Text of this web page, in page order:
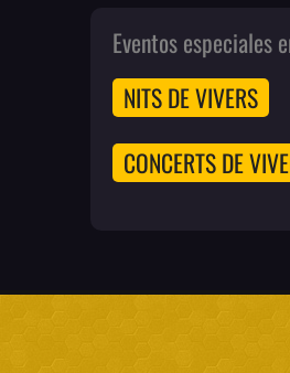
Eventos especiales
NITS DE VIVERS
CONCERTS DE